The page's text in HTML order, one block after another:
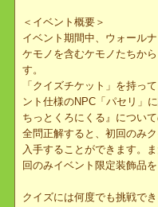
※イベント開催期間中は
で「クイズdeぷちっと！
＜イベント概要＞
イベント期間中、ウォー
ケモノを含むケモノたち
す。
「クイズチケット」を持
ント仕様のNPC「パセリ
全問正解すると、初回の